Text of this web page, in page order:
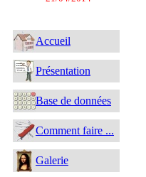
Accueil
Présentation
Base de données
Comment faire ...
Galerie